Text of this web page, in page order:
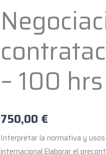
– 100 hrs
750,00 €
Interpretar la normativa y
internacional.Elaborar el
Negociación
internacional
100